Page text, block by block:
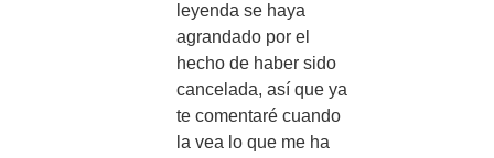
leyenda se haya
agrandado por el
hecho de haber sido
cancelada, así que ya
te comentaré cuando
la vea lo que me ha